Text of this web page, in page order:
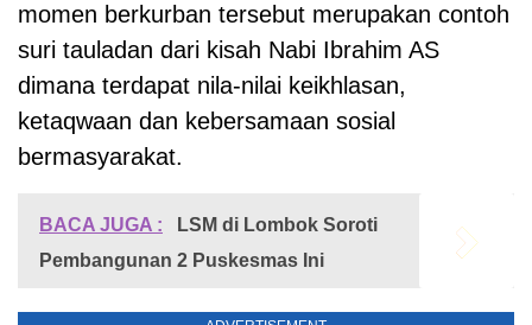
momen berkurban tersebut merupakan contoh
suri tauladan dari kisah Nabi Ibrahim AS
dimana terdapat nila-nilai keikhlasan,
ketaqwaan dan kebersamaan sosial
bermasyarakat.
BACA JUGA :
LSM di Lombok Soroti
Pembangunan 2 Puskesmas Ini